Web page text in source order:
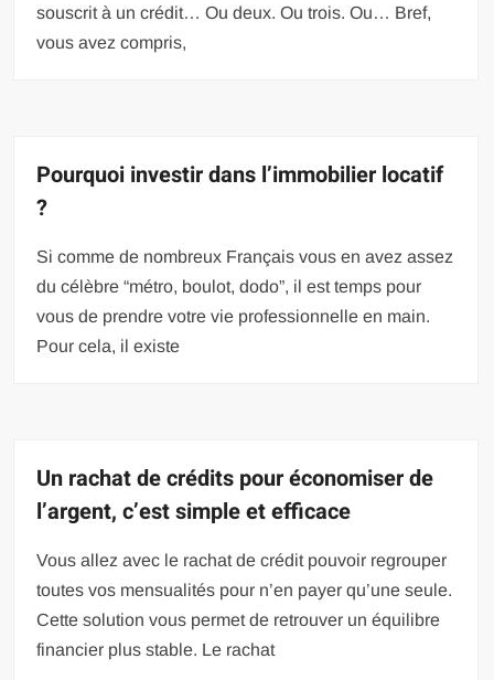
souscrit à un crédit… Ou deux. Ou trois. Ou… Bref,
vous avez compris,
Pourquoi investir dans l’immobilier locatif
?
Si comme de nombreux Français vous en avez assez
du célèbre “métro, boulot, dodo”, il est temps pour
vous de prendre votre vie professionnelle en main.
Pour cela, il existe
Un rachat de crédits pour économiser de
l’argent, c’est simple et efficace
Vous allez avec le rachat de crédit pouvoir regrouper
toutes vos mensualités pour n’en payer qu’une seule.
Cette solution vous permet de retrouver un équilibre
financier plus stable. Le rachat